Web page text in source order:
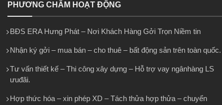
PHƯƠNG CHÂM HOẠT ĐỘNG
BĐS ERA Hưng Phát – Nơi Khách Hàng Gởi Trọn Niềm tin
Nhận ký gởi – mua bán – cho thuê – bất động sản trên toàn quốc.
Tư vấn thiết kế – Thi công xây dựng – Hỗ trợ vay ngânhàng LS
ưuđãi.
Hợp thức hóa – xin phép XD – Tách thửa hợp thửa – chuyển